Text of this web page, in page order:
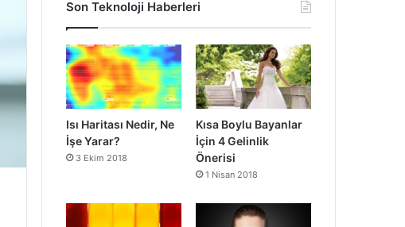
Son Teknoloji Haberleri
Isı Haritası Nedir, Ne
İşe Yarar?
3 Ekim 2018
Kısa Boylu Bayanlar
İçin 4 Gelinlik
Önerisi
1 Nisan 2018